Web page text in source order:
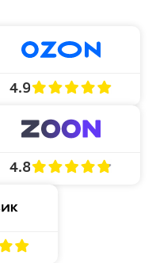
4.9
4.8